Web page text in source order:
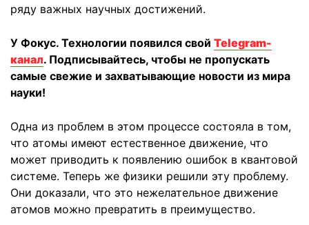
ряду важных научных достижений.
У Фокус. Технологии появился свой Telegram-
канал. Подписывайтесь, чтобы не пропускать
самые свежие и захватывающие новости из мира
науки!
Одна из проблем в этом процессе состояла в том,
что атомы имеют естественное движение, что
может приводить к появлению ошибок в квантовой
системе. Теперь же физики решили эту проблему.
Они доказали, что это нежелательное движение
атомов можно превратить в преимущество.